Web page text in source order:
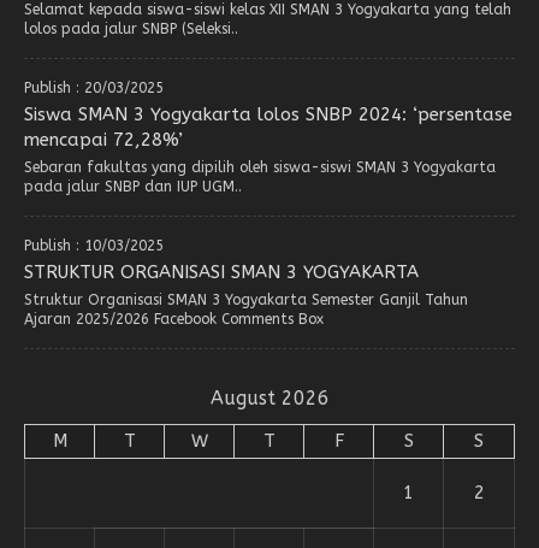
Selamat kepada siswa-siswi kelas XII SMAN 3 Yogyakarta yang telah
lolos pada jalur SNBP (Seleksi..
Publish : 20/03/2025
Siswa SMAN 3 Yogyakarta lolos SNBP 2024: ‘persentase
mencapai 72,28%’
Sebaran fakultas yang dipilih oleh siswa-siswi SMAN 3 Yogyakarta
pada jalur SNBP dan IUP UGM..
Publish : 10/03/2025
STRUKTUR ORGANISASI SMAN 3 YOGYAKARTA
Struktur Organisasi SMAN 3 Yogyakarta Semester Ganjil Tahun
Ajaran 2025/2026 Facebook Comments Box
August 2026
M T W T F S S
1 2